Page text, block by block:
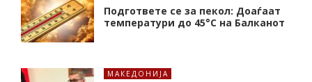
Подгответе се за пекол: Доаѓаат
температури до 45°C на Балканот
МАКЕДОНИЈА